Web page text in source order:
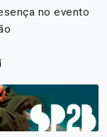
no evento